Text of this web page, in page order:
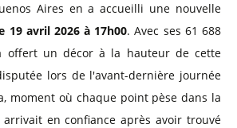
Aires en a accueilli une nouvelle
19 avril 2026 à 17h00. Avec ses 61 688
offert un décor à la hauteur de cette
lors de l'avant-dernière journée
moment où chaque point pèse dans la
arrivait en confiance après avoir trouvé